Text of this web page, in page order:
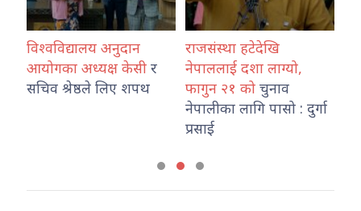
विश्वविद्यालय अनुदान
आयोगका अध्यक्ष केसी र
सचिव श्रेष्ठले लिए शपथ
राजसंस्था हटेदेखि
नेपाललाई दशा लाग्यो,
फागुन २१ को चुनाव
नेपालीका लागि पासो : दुर्गा
प्रसाई